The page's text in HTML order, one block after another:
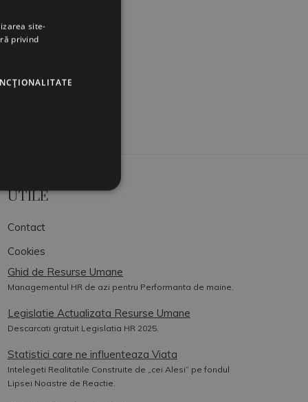
UTILE
Contact
Cookies
Ghid de Resurse Umane
Managementul HR de azi pentru Performanta de maine.
Legislatie Actualizata Resurse Umane
Descarcati gratuit Legislatia HR 2025.
Statistici care ne influenteaza Viata
Intelegeti Realitatile Construite de „cei Alesi” pe fondul
Lipsei Noastre de Reactie.
site-
privind